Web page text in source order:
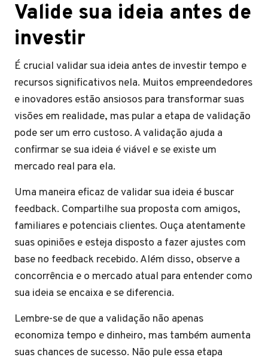
Valide sua ideia antes de
investir
É crucial validar sua ideia antes de investir tempo e
recursos significativos nela. Muitos empreendedores
e inovadores estão ansiosos para transformar suas
visões em realidade, mas pular a etapa de validação
pode ser um erro custoso. A validação ajuda a
confirmar se sua ideia é viável e se existe um
mercado real para ela.
Uma maneira eficaz de validar sua ideia é buscar
feedback. Compartilhe sua proposta com amigos,
familiares e potenciais clientes. Ouça atentamente
suas opiniões e esteja disposto a fazer ajustes com
base no feedback recebido. Além disso, observe a
concorrência e o mercado atual para entender como
sua ideia se encaixa e se diferencia.
Lembre-se de que a validação não apenas
economiza tempo e dinheiro, mas também aumenta
suas chances de sucesso. Não pule essa etapa